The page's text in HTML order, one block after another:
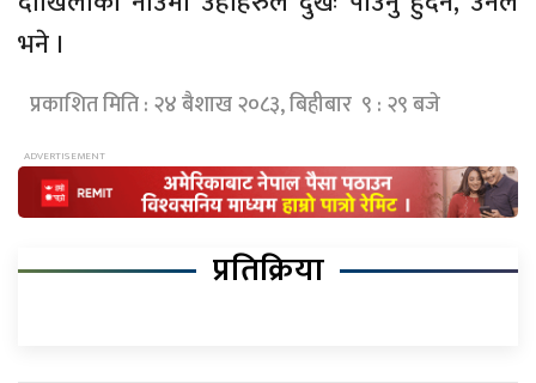
भने ।
प्रकाशित मिति : २४ बैशाख २०८३, बिहीबार ९ : २९ बजे
प्रतिक्रिया